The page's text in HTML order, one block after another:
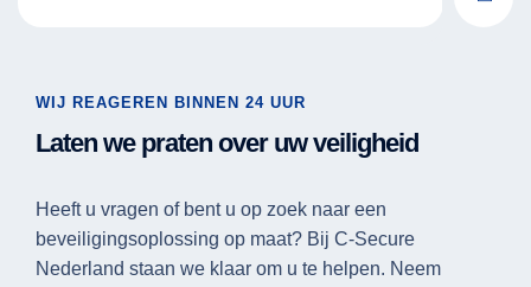
WIJ REAGEREN BINNEN 24 UUR
Laten we praten over uw veiligheid
Heeft u vragen of bent u op zoek naar een
beveiligingsoplossing op maat? Bij C-Secure
Nederland staan we klaar om u te helpen. Neem